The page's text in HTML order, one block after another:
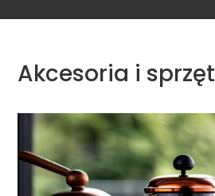
Akcesoria i sprzęt